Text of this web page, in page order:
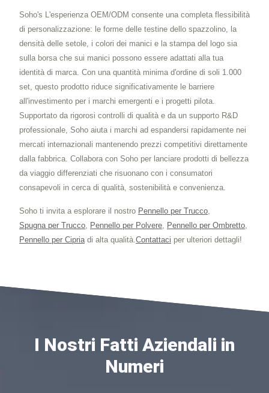
Soho's L'esperienza OEM/ODM consente una completa flessibilità
di personalizzazione: le forme delle testine dello spazzolino, la
densità delle setole, i colori dei manici e la stampa del logo sia
sulla borsa che sui manici possono essere adattati alla tua
identità di marca. Con una quantità minima d'ordine di soli 1.000
set, questo prodotto riduce significativamente le barriere
all'investimento per i marchi emergenti e i progetti pilota.
Supportato da rigorosi controlli di qualità e da un supporto R&D
professionale, Soho aiuta i marchi ad espandersi rapidamente nei
mercati internazionali mantenendo prezzi competitivi direttamente
dalla fabbrica. Collabora con Soho per lanciare prodotti di bellezza
da viaggio differenziati che risuonano con i consumatori
consapevoli in cerca di qualità, sostenibilità e convenienza.
Soho ti invita a esplorare il nostro Pennello per Trucco,
Spugna per Trucco, Pennello per Polvere, Pennello per Ombretto,
Pennello per Cipriadi alta qualità.Contattaci per ulteriori dettagli!
I Nostri Fatti Aziendali in
Numeri